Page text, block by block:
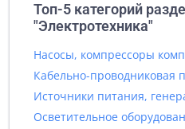
Топ-5 категорий
"Электротехника"
Насосы, компрессоры
Кабельно-проводниковая
Источники питания,
Осветительное